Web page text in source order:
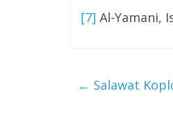
[7] Al-Yamani,
← Salawat